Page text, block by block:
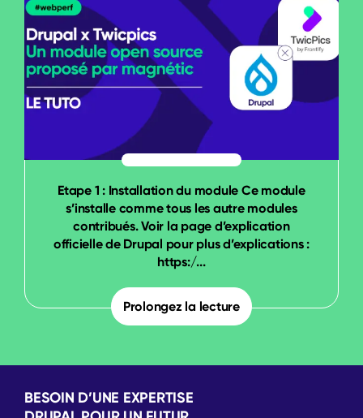
Etape 1 : Installation du module Ce module
s’installe comme tous les autre modules
contribués. Voir la page d’explication
officielle de Drupal pour plus d’explications :
https:/...
Prolongez la lecture
BESOIN D’UNE EXPERTISE